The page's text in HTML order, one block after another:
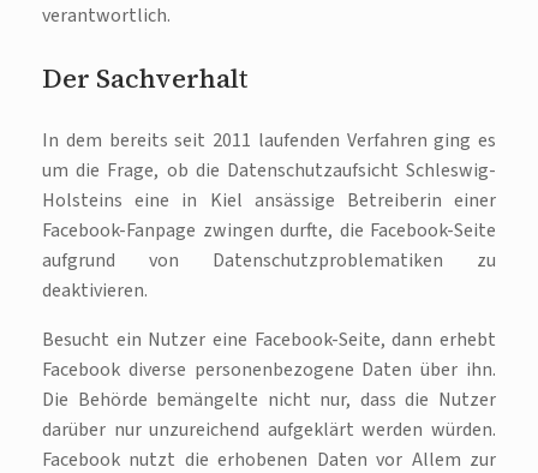
verantwortlich.
Der Sachverhalt
In dem bereits seit 2011 laufenden Verfahren ging es
um die Frage, ob die Datenschutzaufsicht Schleswig-
Holsteins eine in Kiel ansässige Betreiberin einer
Facebook-Fanpage zwingen durfte, die Facebook-Seite
aufgrund von Datenschutzproblematiken zu
deaktivieren.
Besucht ein Nutzer eine Facebook-Seite, dann erhebt
Facebook diverse personenbezogene Daten über ihn.
Die Behörde bemängelte nicht nur, dass die Nutzer
darüber nur unzureichend aufgeklärt werden würden.
Facebook nutzt die erhobenen Daten vor Allem zur